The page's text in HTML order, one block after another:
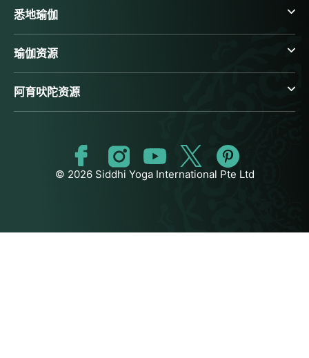
悉地瑜伽
瑜伽资源
阿育吠陀资源
© 2026 Siddhi Yoga International Pte Ltd